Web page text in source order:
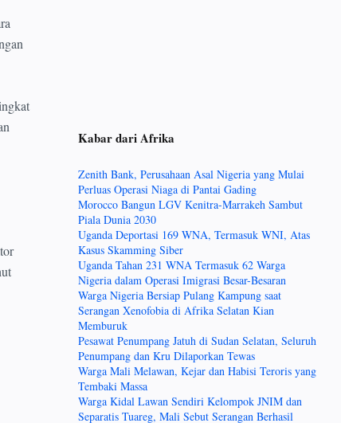
Kabar dari Afrika
Zenith Bank, Perusahaan Asal Nigeria yang Mulai
Perluas Operasi Niaga di Pantai Gading
Morocco Bangun LGV Kenitra-Marrakeh Sambut
Piala Dunia 2030
Uganda Deportasi 169 WNA, Termasuk WNI, Atas
Kasus Skamming Siber
Uganda Tahan 231 WNA Termasuk 62 Warga
Nigeria dalam Operasi Imigrasi Besar-Besaran
Warga Nigeria Bersiap Pulang Kampung saat
Serangan Xenofobia di Afrika Selatan Kian
Memburuk
Pesawat Penumpang Jatuh di Sudan Selatan, Seluruh
Penumpang dan Kru Dilaporkan Tewas
Warga Mali Melawan, Kejar dan Habisi Teroris yang
Tembaki Massa
Warga Kidal Lawan Sendiri Kelompok JNIM dan
Separatis Tuareg, Mali Sebut Serangan Berhasil